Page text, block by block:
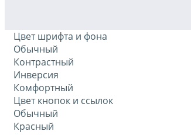
Цвет шрифта и фона
Обычный
Контрастный
Инверсия
Комфортный
Цвет кнопок и ссылок
Обычный
Красный